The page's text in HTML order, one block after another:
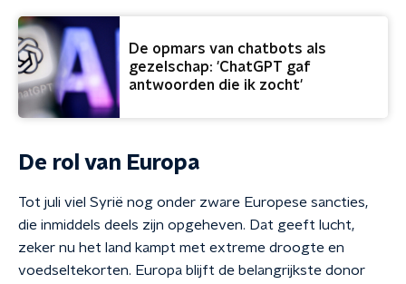
De opmars van chatbots als
gezelschap: 'ChatGPT gaf
antwoorden die ik zocht'
De rol van Europa
Tot juli viel Syrië nog onder zware Europese sancties,
die inmiddels deels zijn opgeheven. Dat geeft lucht,
zeker nu het land kampt met extreme droogte en
voedseltekorten. Europa blijft de belangrijkste donor